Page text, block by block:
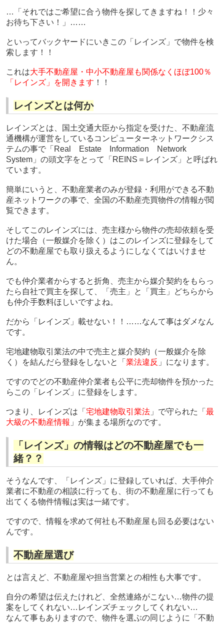
…「それではご希望に合う物件を探してきますね！！少々
お待ち下さい！」……
といってバックヤードにいきこの「レインズ」で物件を検
索します！！
これは大手不動産屋・中小不動産屋も関係なくほぼ100％
「レインズ」を開きます ！！
レインズとは何か
レインズとは、国土交通大臣から指定を受けた、不動産流
通機構が運営をしているコンピューターネットワークシス
テムの事で「Real Estate Information Network
System」の頭文字をとって「REINS＝レインズ」と呼ばれ
ています。
簡単にいうと、不動産業者のみが登録・利用ができる不動
産ネットワークの事で、全国の不動産売買物件の情報が閲
覧できます。
そしてこのレインズには、売主様から物件の売却依頼を受
けた場合（一般媒介を除く）はこのレインズに登録をして
どの不動産屋でも取り扱えるようにしなくてはいけませ
ん。
でも仲介業者からすると折角、売主から媒介契約をもらっ
たら自社で買主を探して、「売主」と「買主」どちらから
も仲介手数料ほしいですよね。
だから「レインズ」載せない！！……なんて事はダメなん
です。
宅地建物取引業法の中で売主と媒介契約 （一般媒介を除
く）
を結んだら登録をしないと「 業法違反 」になります。
ですのでどの不動産仲介業者も公平に売却物件を預かった
らこの「レインズ」に登録をします。
つまり、レインズは「 宅地建物取引業法」で守られた「 最
大級の不動産情報 」が集まる場所なのです。
「レインズ」の情報はどの不動産屋でも一
緒？？
そうなんです、「レインズ」に登録していれば、大手仲介
業者に不動産の相談に行っても、街の不動産屋に行っても
出てくる物件情報は実は一緒です。
ですので、情報を求めて何社も不動産屋も回る必要はない
んです。
不動産屋選び
とは言えど、不動産屋や担当営業との相性も大事です。
自分の希望は伝えたけれど、全然連絡がこない…物件の提
案をしてくれない…レインズチェックしてくれない…
なんて事もありますので、物件を選ぶの同じように「不動